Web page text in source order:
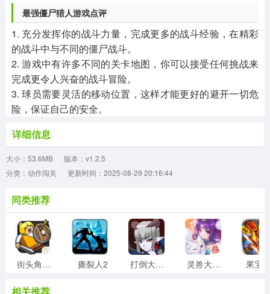
最强僵尸猎人游戏点评
1. 充分发挥你的战斗力量，完成更多的战斗经验，在精彩
的战斗中与不同的僵尸战斗。
2. 游戏中有许多不同的关卡地图，你可以接受任何挑战来
完成更令人兴奋的战斗冒险。
3. 球员需要灵活的移动位置，这样才能更好的避开一切危
险，保证自己的安全。
详细信息
大小：53.6MB
版本：v1.2.5
分类：动作闯关
更新时间：2025-08-29 20:16:44
同类推荐
街头角斗士2 撕裂人2 打倒大魔王様 灵兽大冒险 果宝
相关推荐